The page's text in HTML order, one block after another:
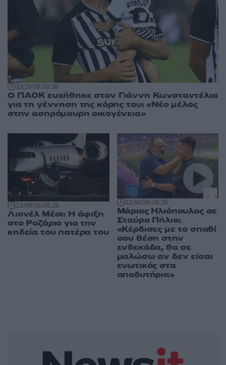
13:2909.08.26
Ο ΠΑΟΚ ευχήθηκε στον Γιάννη Κωνσταντέλια
για τη γέννηση της κόρης του: «Νέο μέλος
στην ασπρόμαυρη οικογένεια»
13:0909.08.26
Λιονέλ Μέσι: Η άφιξη
στο Ροζάριο για την
κηδεία του πατέρα του
12:5809.08.26
Μάριος Ηλιόπουλος σε
Σταύρο Πήλιο:
«Κέρδισες με το σπαθί
σου θέση στην
ενδεκάδα, θα σε
μαλώσω αν δεν είσαι
ενωτικός στα
αποδυτήρια»